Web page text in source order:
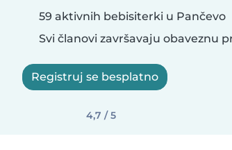
59 aktivnih bebisiterki u Pančevo
Svi članovi završavaju obaveznu
Registruj se besplatno
4,7 / 5